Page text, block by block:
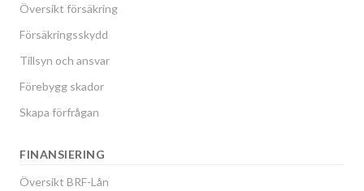
Översikt försäkring
Försäkringsskydd
Tillsyn och ansvar
Förebygg skador
Skapa förfrågan
FINANSIERING
Översikt BRF-Lån